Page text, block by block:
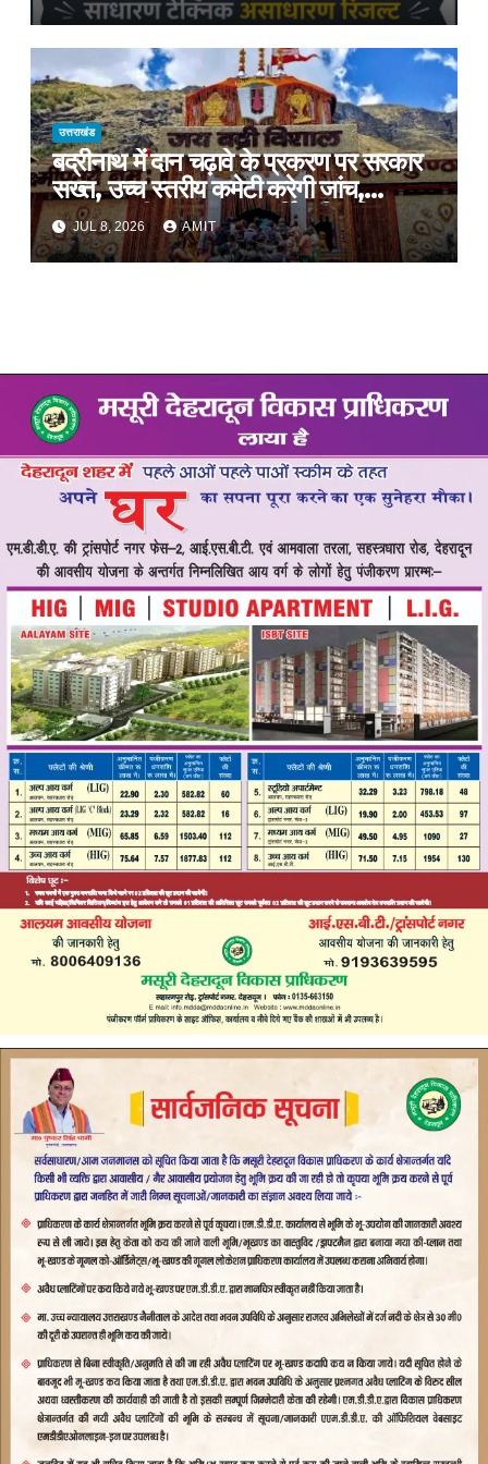
समर्थन
उत्तराखंड
बद्रीनाथ में दान चढ़ावे के प्रकरण पर सरकार
सख्त, उच्च स्तरीय कमेटी करेगी जांच,
अनुशासनहीनता पर एक कार्मिक निलंबित
JUL 8, 2026 AMIT